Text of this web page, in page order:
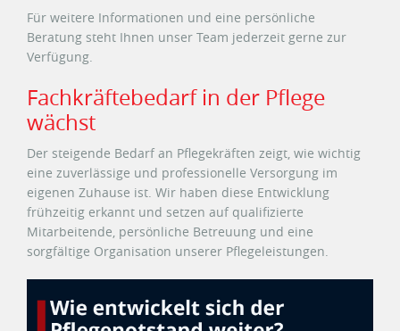
Für weitere Informationen und eine persönliche
Beratung steht Ihnen unser Team jederzeit gerne zur
Verfügung.
Fachkräftebedarf in der Pflege
wächst
Der steigende Bedarf an Pflegekräften zeigt, wie wichtig
eine zuverlässige und professionelle Versorgung im
eigenen Zuhause ist. Wir haben diese Entwicklung
frühzeitig erkannt und setzen auf qualifizierte
Mitarbeitende, persönliche Betreuung und eine
sorgfältige Organisation unserer Pflegeleistungen.